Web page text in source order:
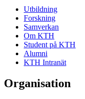
Utbildning
Forskning
Samverkan
Om KTH
Student på KTH
Alumni
KTH Intranät
Organisation